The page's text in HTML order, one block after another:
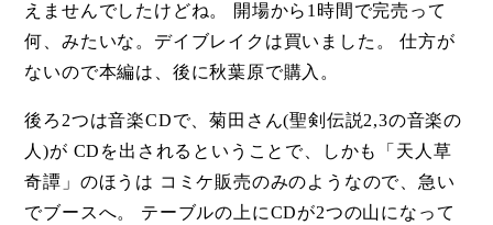
えませんでしたけどね。 開場から1時間で完売って
何、みたいな。デイブレイクは買いました。 仕方が
ないので本編は、後に秋葉原で購入。
後ろ2つは音楽CDで、菊田さん(聖剣伝説2,3の音楽の
人)が CDを出されるということで、しかも「天人草
奇譚」のほうは コミケ販売のみのようなので、急い
でブースへ。 テーブルの上にCDが2つの山になって